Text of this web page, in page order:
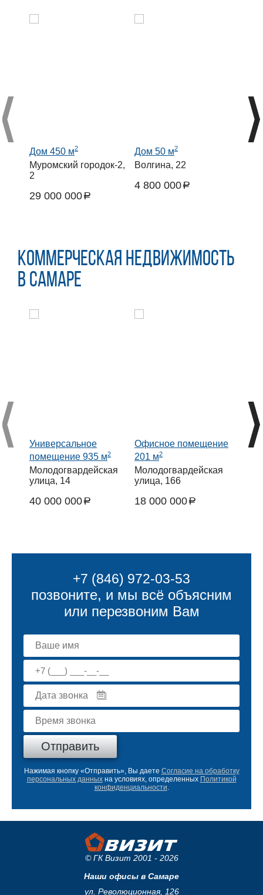
Дом 450 м2
Муромский городок-2,
2
29 000 000a
Дом 50 м2
Волгина, 22
4 800 000a
Коммерческая недвижимость
в Самаре
Универсальное
помещение 935 м2
Молодогвардейская
улица, 14
40 000 000a
Офисное помещение
201 м2
Молодогвардейская
улица, 166
18 000 000a
+7 (846) 972-03-53
позвоните, и мы всё объясним
или перезвоним Вам
Нажимая кнопку «Отправить», Вы даете Согласие на обработку
персональных данныхна условиях, определенных Политикой
конфиденциальности.
© ГК Визит 2001 - 2026
Наши офисы в Самаре
ул. Революционная, 126